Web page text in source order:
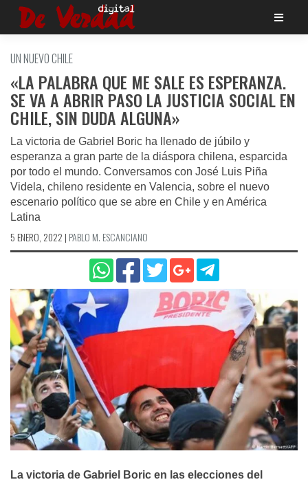
Saltar
UN NUEVO CHILE
«LA PALABRA QUE ME SALE ES ESPERANZA.
SE VA A ABRIR PASO LA JUSTICIA SOCIAL EN
CHILE, SIN DUDA ALGUNA»
La victoria de Gabriel Boric ha llenado de júbilo y
esperanza a gran parte de la diáspora chilena, esparcida
por todo el mundo. Conversamos con José Luis Piña
Videla, chileno residente en Valencia, sobre el nuevo
escenario político que se abre en Chile y en América
Latina
5 ENERO, 2022 | PABLO M. ESCANCIANO
La victoria de Gabriel Boric en las elecciones del